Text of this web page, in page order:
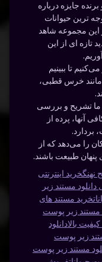
جایزه درباره‌‌
ترین حیوانات
این مجموعه شاهد
تازه‌‌ ای از این
تا ببینیم
مانند خرس قطبی،
ما تشریح و بررسی
آنها، پرده از
بردارد.
را می‌دهد که از
طبیعت باشند.
نهنگخرید اینترنتی
مستند زیر
خرید مستند های
مستند زیر پوست
بالادانلود
زیر پوست
مستند زیر پوست